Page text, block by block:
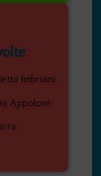
Imbriani
Appoloni;